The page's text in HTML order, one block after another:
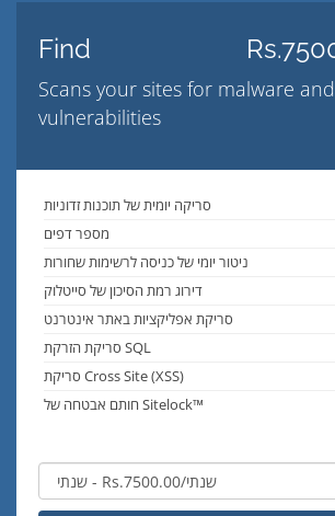
Find
Scans your sites for malware and
vulnerabilities
סריקה יומית של תוכנות זדוניות
מספר דפים
ניטור יומי של כניסה לרשימות שחורות
דירוג רמת הסיכון של סייטלוק
סריקת אפליקציות באתר אינטרנט
סריקת הזרקת SQL
סריקת Cross Site (XSS)
חותם אבטחה של Sitelock™